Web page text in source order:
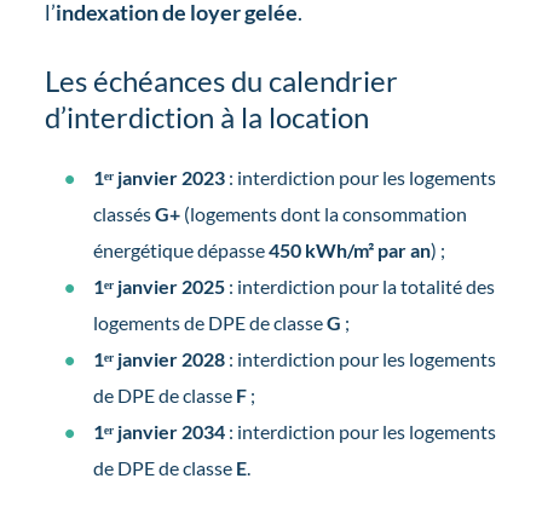
l’indexation de loyer gelée.
Les échéances du calendrier
d’interdiction à la location
1ᵉʳ janvier 2023: interdiction pour les logements
classésG+(logements dont la consommation
énergétique dépasse450 kWh/m² par an) ;
1ᵉʳ janvier 2025: interdiction pour la totalité des
logements de DPE de classeG ;
1ᵉʳ janvier 2028: interdiction pour les logements
de DPE de classe F;
1ᵉʳ janvier 2034: interdiction pour les logements
de DPE de classe E.